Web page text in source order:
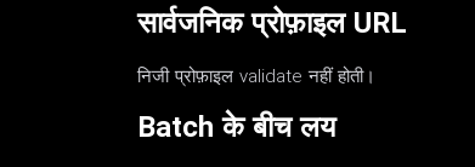
सार्वजनिक प्रोफ़ाइल URL
निजी प्रोफ़ाइल validate नहीं होती।
Batch के बीच लय